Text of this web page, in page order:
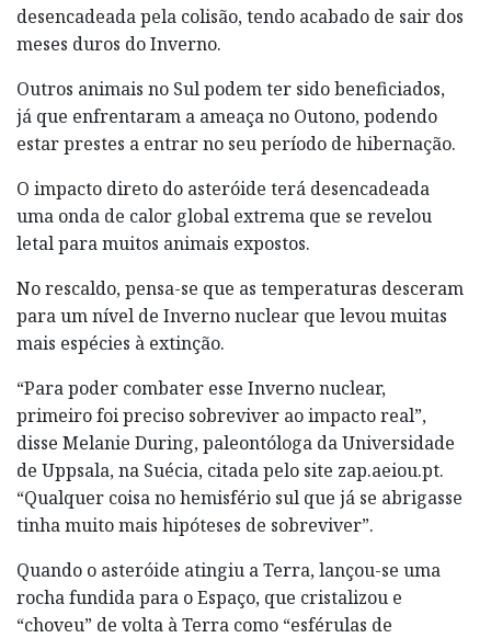
desencadeada pela colisão, tendo acabado de sair dos
meses duros do Inverno.
Outros animais no Sul podem ter sido beneficiados,
já que enfrentaram a ameaça no Outono, podendo
estar prestes a entrar no seu período de hibernação.
O impacto direto do asteróide terá desencadeada
uma onda de calor global extrema que se revelou
letal para muitos animais expostos.
No rescaldo, pensa-se que as temperaturas desceram
para um nível de Inverno nuclear que levou muitas
mais espécies à extinção.
“Para poder combater esse Inverno nuclear,
primeiro foi preciso sobreviver ao impacto real”,
disse Melanie During, paleontóloga da Universidade
de Uppsala, na Suécia, citada pelo site zap.aeiou.pt.
“Qualquer coisa no hemisfério sul que já se abrigasse
tinha muito mais hipóteses de sobreviver”.
Quando o asteróide atingiu a Terra, lançou-se uma
rocha fundida para o Espaço, que cristalizou e
“choveu” de volta à Terra como “esférulas de